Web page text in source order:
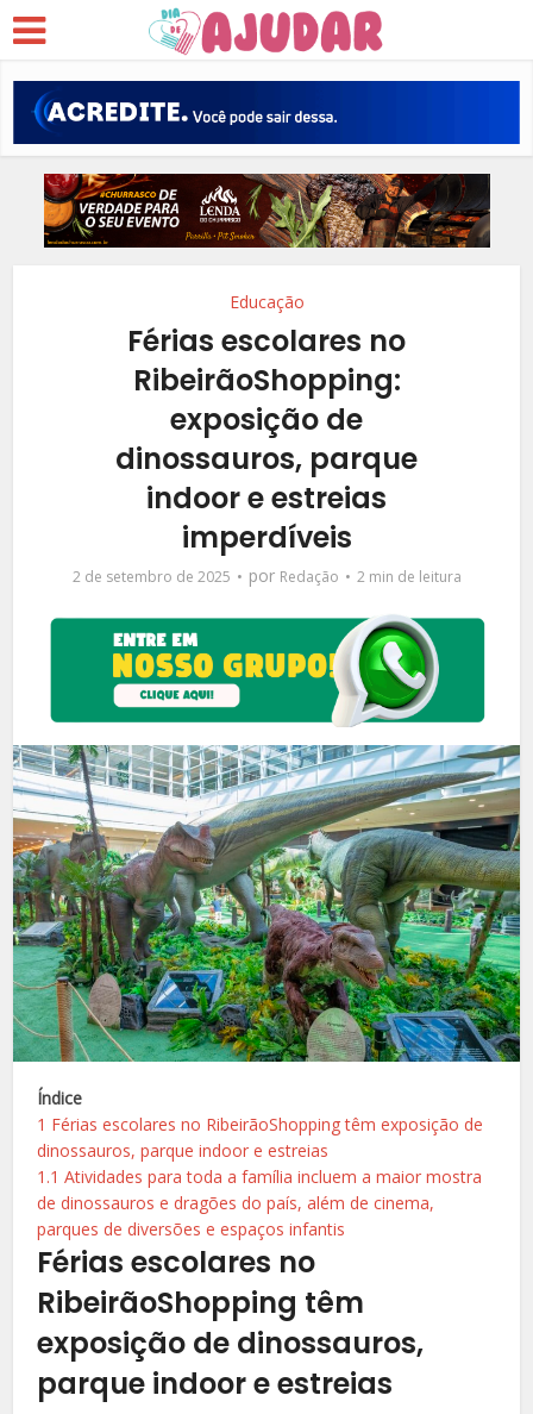
Educação
Férias escolares no
RibeirãoShopping:
exposição de
dinossauros, parque
indoor e estreias
imperdíveis
2 de setembro de 2025 por Redação 2 min de leitura
Índice
1 Férias escolares no RibeirãoShopping têm exposição de
dinossauros, parque indoor e estreias
1.1 Atividades para toda a família incluem a maior mostra
de dinossauros e dragões do país, além de cinema,
parques de diversões e espaços infantis
Férias escolares no
RibeirãoShopping têm
exposição de dinossauros,
parque indoor e estreias